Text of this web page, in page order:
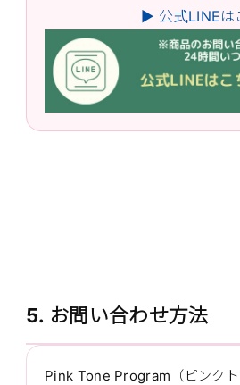
▶ 公式LINEは
5. お問い合わせ方法
Pink Tone Program（ピンク